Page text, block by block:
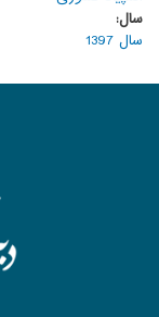
سال:
سال 1397